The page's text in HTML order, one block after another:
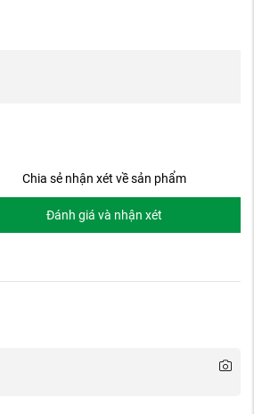
Chia sẻ nhận xét về sản phẩm
Đánh giá và nhận xét